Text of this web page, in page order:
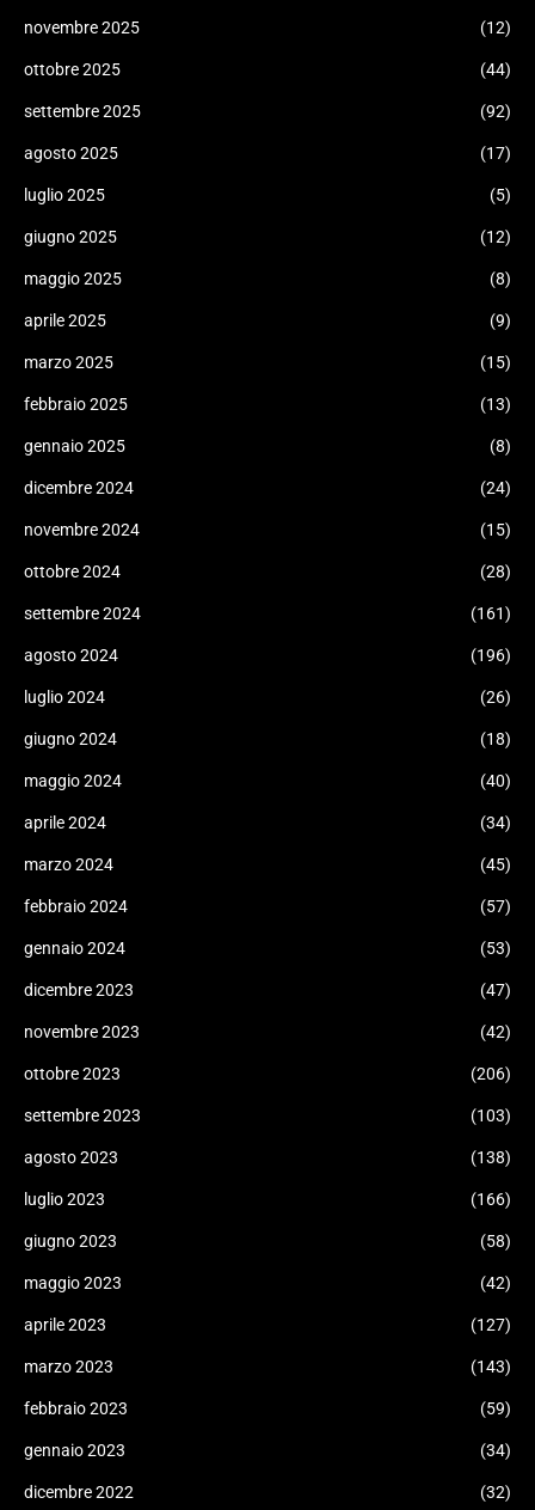
novembre 2025 (12)
ottobre 2025 (44)
settembre 2025 (92)
agosto 2025 (17)
luglio 2025 (5)
giugno 2025 (12)
maggio 2025 (8)
aprile 2025 (9)
marzo 2025 (15)
febbraio 2025 (13)
gennaio 2025 (8)
dicembre 2024 (24)
novembre 2024 (15)
ottobre 2024 (28)
settembre 2024 (161)
agosto 2024 (196)
luglio 2024 (26)
giugno 2024 (18)
maggio 2024 (40)
aprile 2024 (34)
marzo 2024 (45)
febbraio 2024 (57)
gennaio 2024 (53)
dicembre 2023 (47)
novembre 2023 (42)
ottobre 2023 (206)
settembre 2023 (103)
agosto 2023 (138)
luglio 2023 (166)
giugno 2023 (58)
maggio 2023 (42)
aprile 2023 (127)
marzo 2023 (143)
febbraio 2023 (59)
gennaio 2023 (34)
dicembre 2022 (32)